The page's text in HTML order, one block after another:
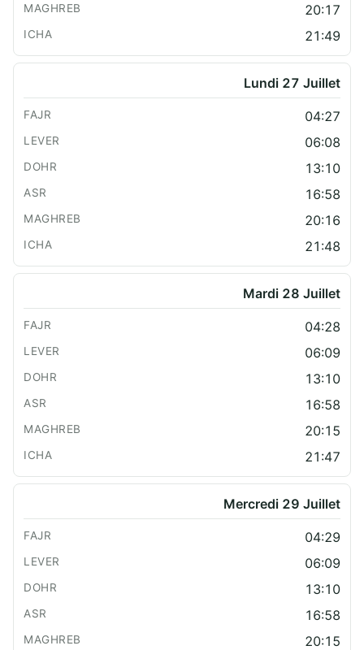
20:17
21:49
Lundi 27 Juillet
04:27
06:08
13:10
16:58
20:16
21:48
Mardi 28 Juillet
04:28
06:09
13:10
16:58
20:15
21:47
Mercredi 29 Juillet
04:29
06:09
13:10
16:58
20:15